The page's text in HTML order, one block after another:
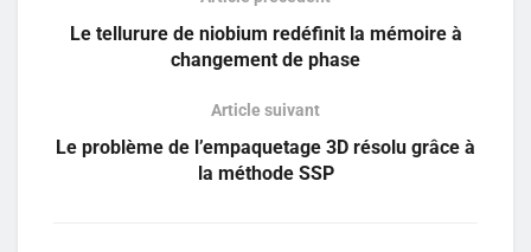
Le tellurure de niobium redéfinit la mémoire à
changement de phase
Article suivant
Le problème de l’empaquetage 3D résolu grâce à
la méthode SSP